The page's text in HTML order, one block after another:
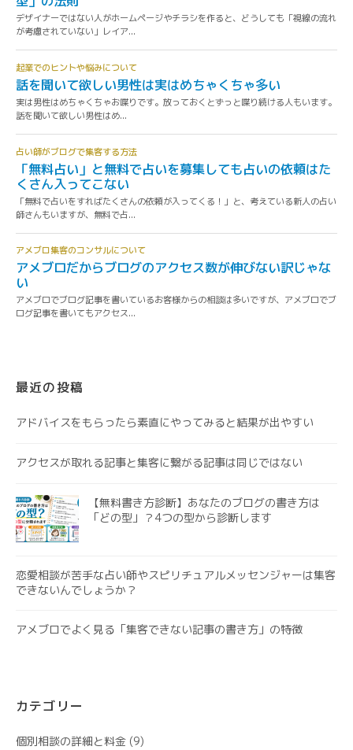
最近の投稿
アドバイスをもらったら素直にやってみると結果が出やすい
アクセスが取れる記事と集客に繋がる記事は同じではない
【無料書き方診断】あなたのブログの書き方は
「どの型」？4つの型から診断します
恋愛相談が苦手な占い師やスピリチュアルメッセンジャーは集客
できないんでしょうか？
アメブロでよく見る「集客できない記事の書き方」の特徴
カテゴリー
個別相談の詳細と料金 (9)